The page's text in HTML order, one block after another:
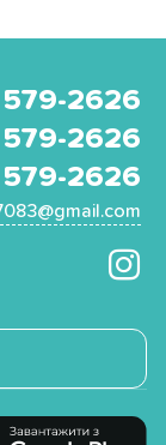
2626
2626
2626